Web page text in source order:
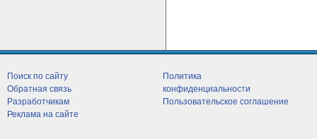
Поиск по сайту
Обратная связь
Разработчикам
Реклама на сайте
Политика
конфиденциальности
Пользовательское соглашение